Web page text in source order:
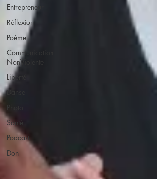
Entrepreneur
Réflexion
Poème
Communication
NonViolente
Liberté
Danse
Santé
Podcast
Don